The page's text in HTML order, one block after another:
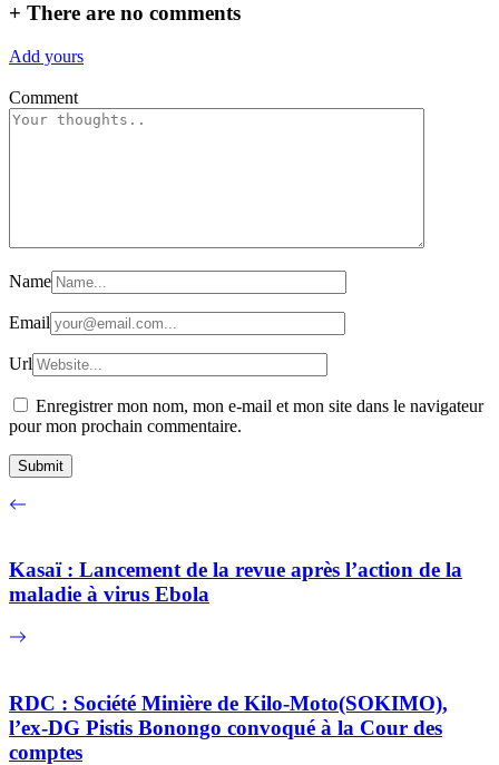
+ There are no comments
Add yours
Comment
Name
Email
Url
Enregistrer mon nom, mon e-mail et mon site dans le navigateur
pour mon prochain commentaire.
Kasaï : Lancement de la revue après l’action de la
maladie à virus Ebola
RDC : Société Minière de Kilo-Moto(SOKIMO),
l’ex-DG Pistis Bonongo convoqué à la Cour des
comptes